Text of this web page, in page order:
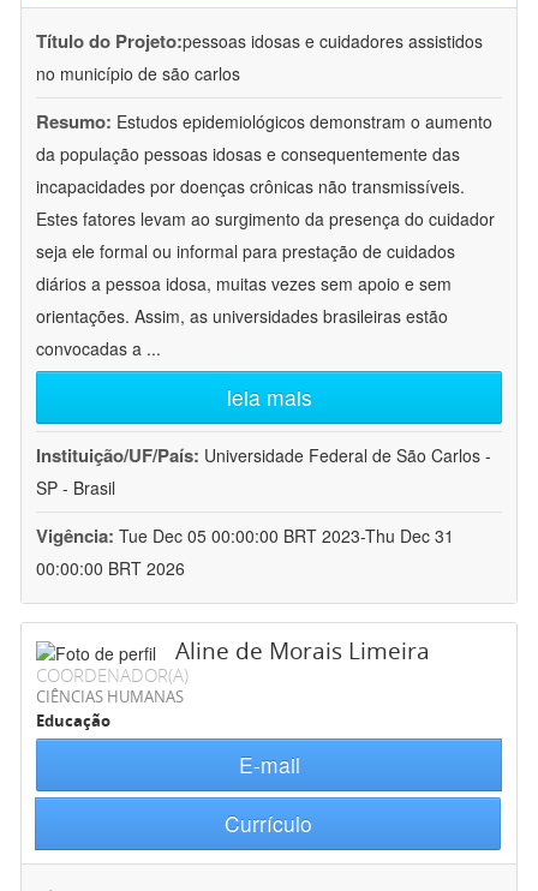
Título do Projeto:pessoas idosas e cuidadores assistidos
no município de são carlos
Resumo: Estudos epidemiológicos demonstram o aumento
da população pessoas idosas e consequentemente das
incapacidades por doenças crônicas não transmissíveis.
Estes fatores levam ao surgimento da presença do cuidador
seja ele formal ou informal para prestação de cuidados
diários a pessoa idosa, muitas vezes sem apoio e sem
orientações. Assim, as universidades brasileiras estão
convocadas a ...
leia mais
Instituição/UF/País: Universidade Federal de São Carlos -
SP - Brasil
Vigência: Tue Dec 05 00:00:00 BRT 2023-Thu Dec 31
00:00:00 BRT 2026
Aline de Morais Limeira
COORDENADOR(A)
CIÊNCIAS HUMANAS
Educação
E-mail
Currículo